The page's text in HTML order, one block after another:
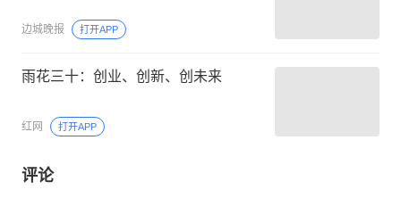
边城晚报 打开APP
雨花三十：创业、创新、创未来
红网 打开APP
评论